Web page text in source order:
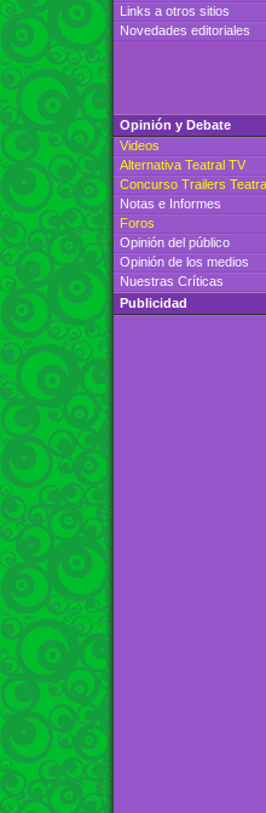
Links a otros sitios
Novedades editoriales
Opinión y Debate
Videos
Alternativa Teatral TV
Concurso Trailers
Notas e Informes
Foros
Opinión del público
Opinión de los medios
Nuestras Críticas
Publicidad